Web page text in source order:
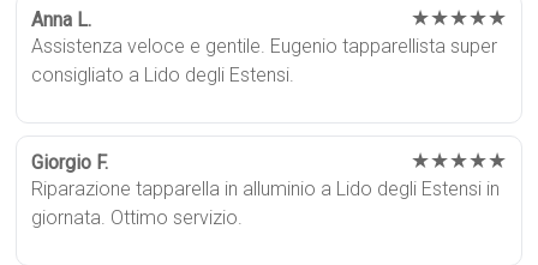
Anna L. ★★★★★
Assistenza veloce e gentile. Eugenio tapparellista super
consigliato a Lido degli Estensi.
Giorgio F. ★★★★★
Riparazione tapparella in alluminio a Lido degli Estensi in
giornata. Ottimo servizio.